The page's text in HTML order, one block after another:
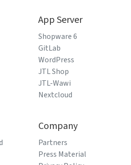
App Server
Shopware 6
GitLab
WordPress
JTL Shop
JTL-Wawi
Nextcloud
Company
Partners
Press Material